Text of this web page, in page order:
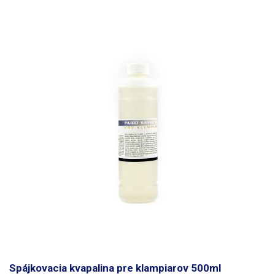
Spájkovacia kvapalina pre klampiarov 500ml